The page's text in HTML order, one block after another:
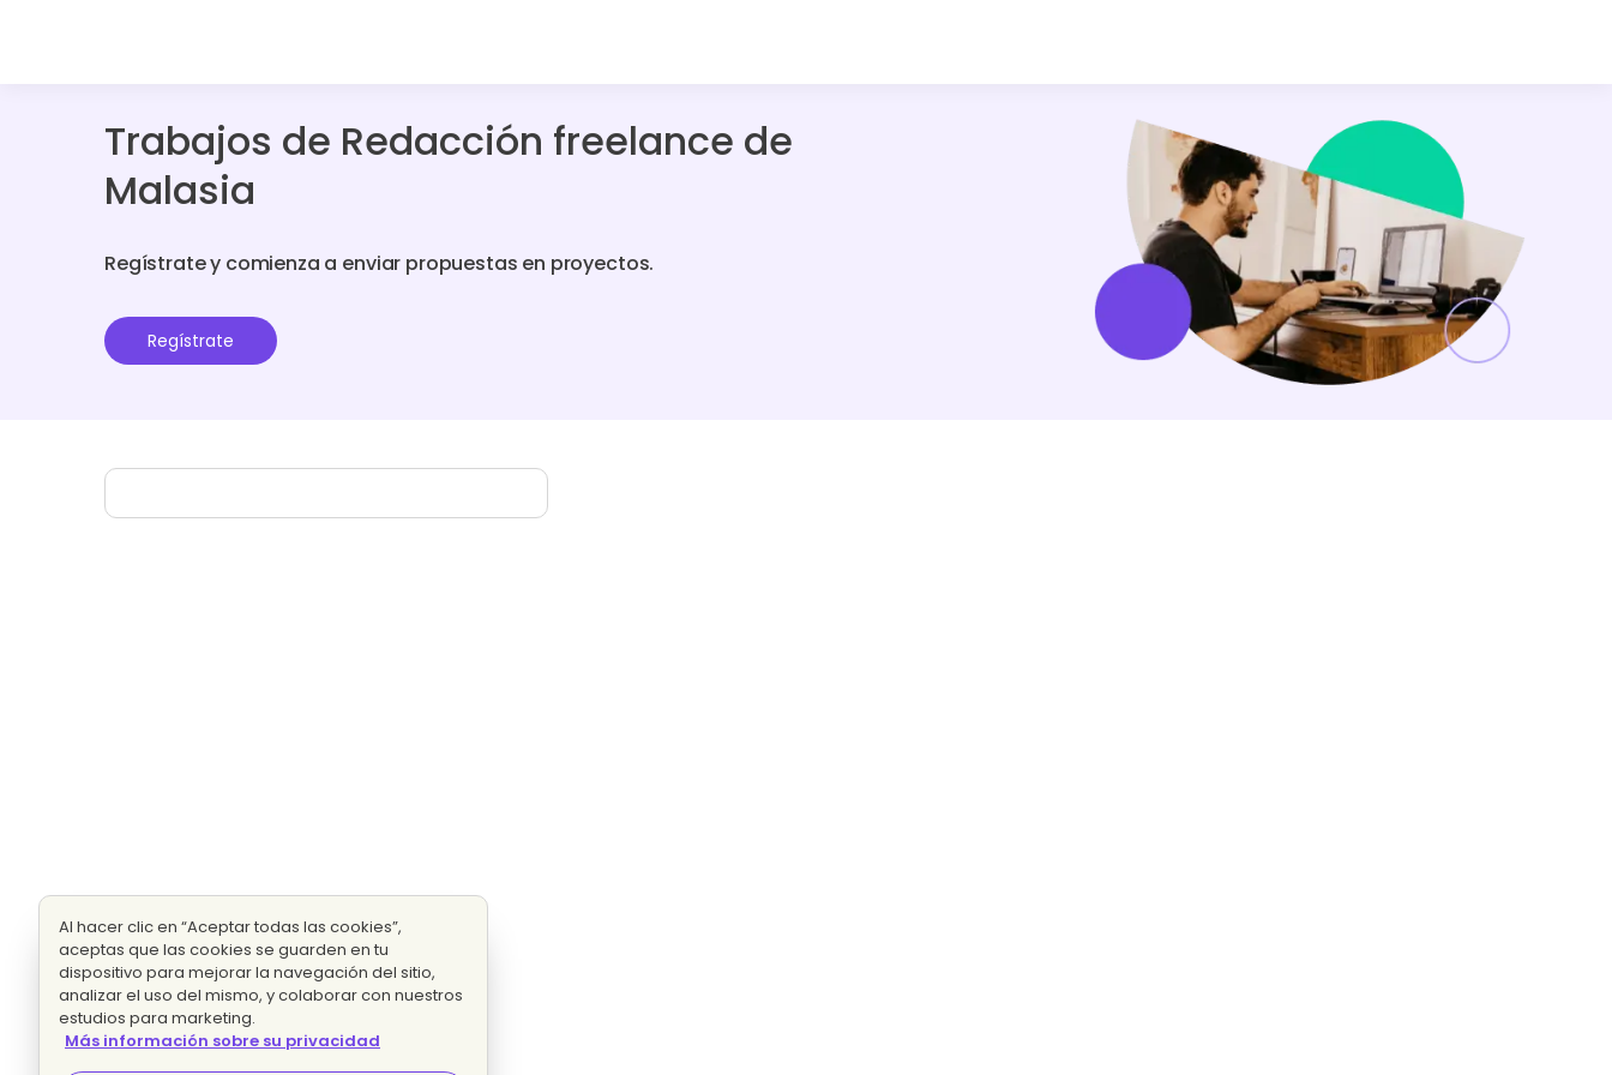
Trabajos de Redacción freelance de
Malasia
Regístrate y comienza a enviar propuestas en proyectos.
Regístrate
Al hacer clic en “Aceptar todas las cookies”,
aceptas que las cookies se guarden en tu
dispositivo para mejorar la navegación del sitio,
analizar el uso del mismo, y colaborar con nuestros
estudios para marketing.
Más información sobre su privacidad